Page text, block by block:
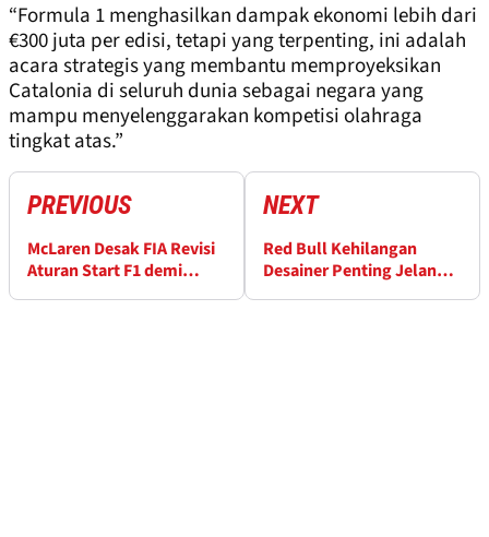
“Formula 1 menghasilkan dampak ekonomi lebih dari
€300 juta per edisi, tetapi yang terpenting, ini adalah
acara strategis yang membantu memproyeksikan
Catalonia di seluruh dunia sebagai negara yang
mampu menyelenggarakan kompetisi olahraga
tingkat atas.”
PREVIOUS
McLaren Desak FIA Revisi
Aturan Start F1 demi
NEXT
Red Bull Kehilangan
Desainer Penting Jelang